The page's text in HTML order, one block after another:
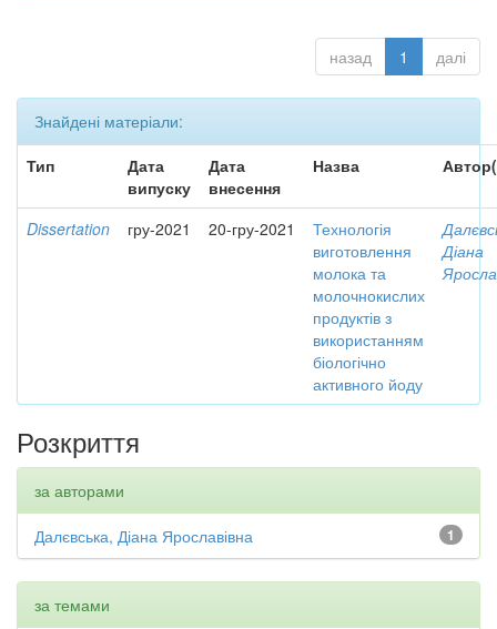
назад 1 далі
Знайдені матеріали:
Тип
Дата
випуску
Дата
внесення
Назва
Dissertation гру-2021 20-гру-2021
Технологія
виготовлення
молока та
молочнокислих
продуктів з
використанням
біологічно
активного йоду
Діана
Розкриття
за авторами
1
Далєвська, Діана Ярославівна
за темами